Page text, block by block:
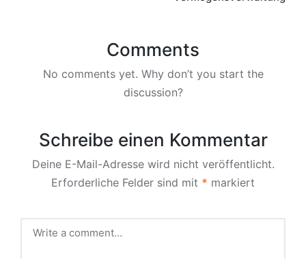
Comments
No comments yet. Why don’t you start the
discussion?
Schreibe einen Kommentar
Deine E-Mail-Adresse wird nicht veröffentlicht.
Erforderliche Felder sind mit * markiert